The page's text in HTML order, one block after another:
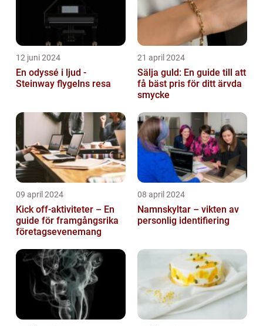
12 juni 2024
En odyssé i ljud -
Steinway flygelns resa
21 april 2024
Sälja guld: En guide till att
få bäst pris för ditt ärvda
smycke
09 april 2024
Kick off-aktiviteter – En
guide för framgångsrika
företagsevenemang
08 april 2024
Namnskyltar – vikten av
personlig identifiering